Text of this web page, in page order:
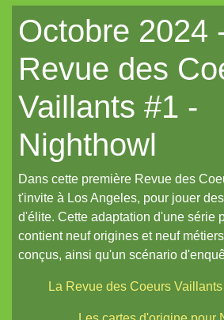
Artemis (N.YX)
Les aventuriers du Continent perdu
Refuge 17 (Coeurs Vaillants)
Des portraits med-fan
Daitoshi Underground Yäger (manga
Un écran pour Coeurs Vaillants // IPP
Un nouveau site et un oeuf de pâques
Un reflet de lotus polychrome
Octobre 2024
Revue des
Vaillants #1 -
Nighthowl
Dans cette première Revue des
t'invite à Los Angeles, pour jouer
d'élite. Cette adaptation d'une série
contient neuf origines et neuf
conçus, ainsi qu'un scénario
La Revue des Coeurs